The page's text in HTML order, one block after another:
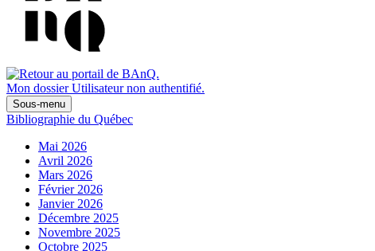
Mon dossier Utilisateur non authentifié.
Sous-menu
Bibliographie du Québec
Mai 2026
Avril 2026
Mars 2026
Février 2026
Janvier 2026
Décembre 2025
Novembre 2025
Octobre 2025